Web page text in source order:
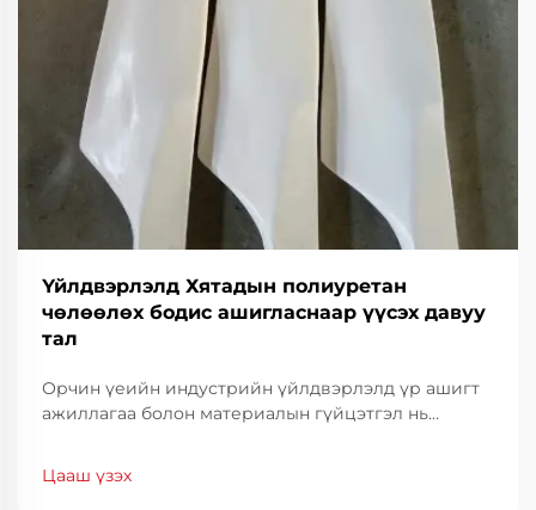
Үйлдвэрлэлд Хятадын полиуретан
чөлөөлөх бодис ашигласнаар үүсэх давуу
тал
Орчин үеийн индустрийн үйлдвэрлэлд үр ашигт
ажиллагаа болон материалын гүйцэтгэл нь
бэхжүүлэхэд туслах гол хэрэгсэл нь тусгай
Цааш үзэх